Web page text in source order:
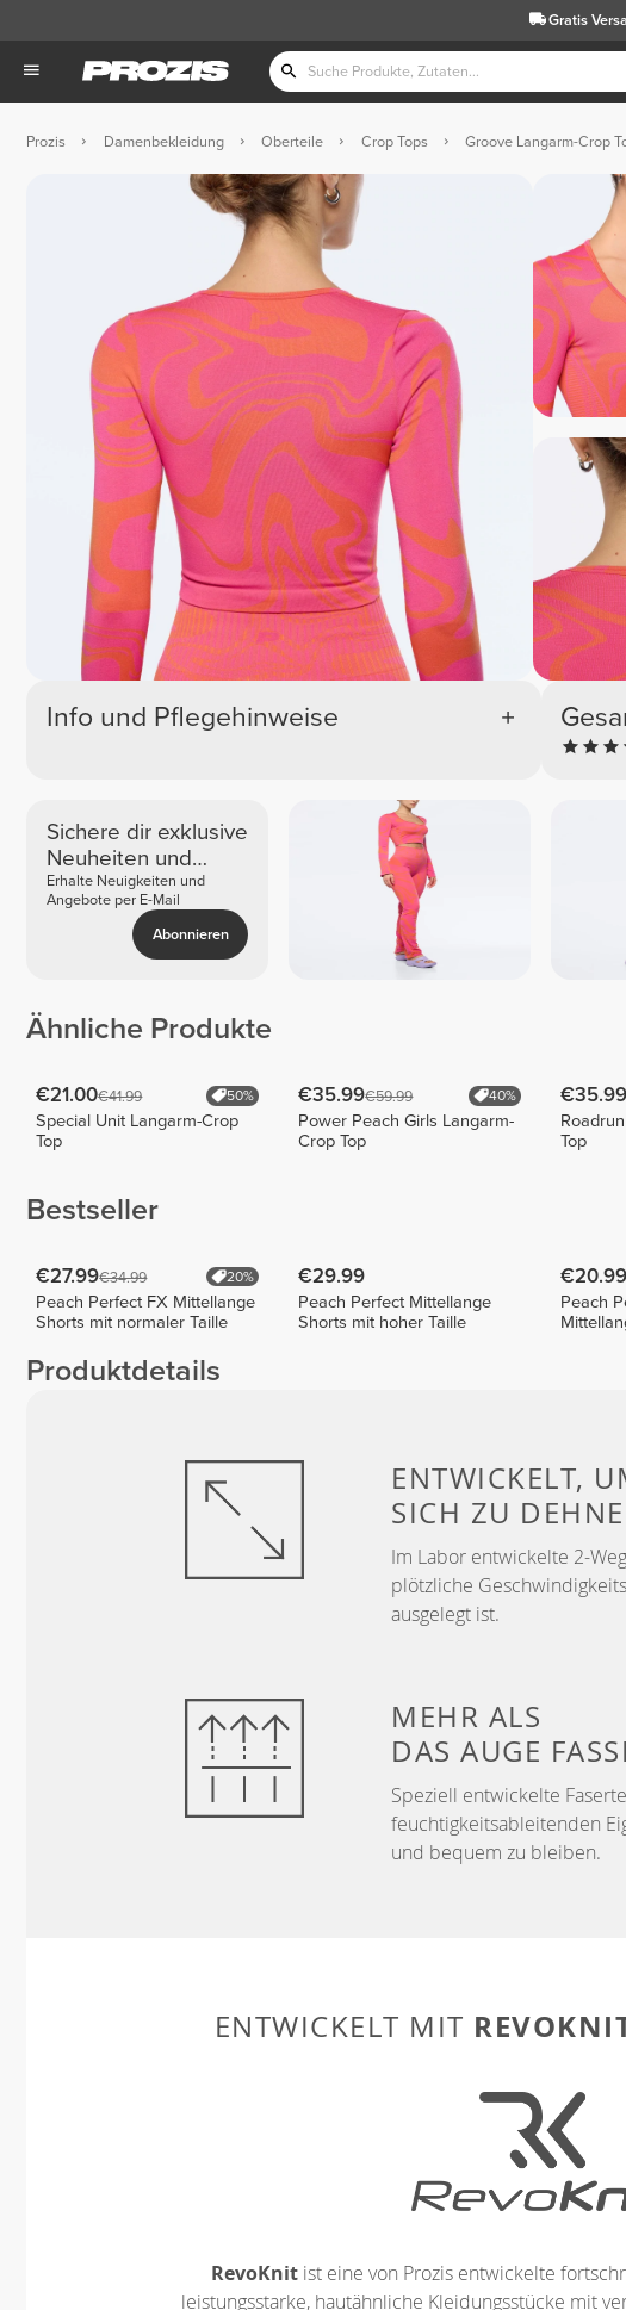
Gratis
Prozis Damenbekleidung Oberteile Crop Tops Groove Langarm-Crop
Info und Pflegehinweise
Sichere dir exklusive
Neuheiten und
Angebote
Erhalte Neuigkeiten und
Angebote per E-Mail
Abonnieren
Ähnliche Produkte
€21.00€41.99 50%
Special Unit Langarm-Crop
Top
€35.99€59.99 40%
Power Peach Girls Langarm-
Crop Top
Top
Bestseller
€27.99€34.99 20%
Peach Perfect FX Mittellange
Shorts mit normaler Taille
€29.99
Peach Perfect Mittellange
Shorts mit hoher Taille
Peach
Produktdetails
ENTWICKELT,
SICH ZU
Im Labor entwickelte 2-
plötzliche
ausgelegt ist.
MEHR ALS
DAS AUGE
Speziell entwickelte
feuchtigkeitsableitenden
und bequem zu bleiben.
ENTWICKELT MIT
RevoKnit ist eine von Prozis entwickelte
leistungsstarke, hautähnliche Kleidungsstücke mit